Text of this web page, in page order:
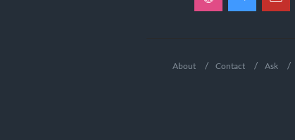
Ask
Contact
About